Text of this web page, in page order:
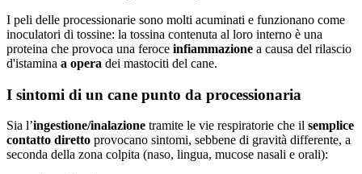
I peli delle processionarie sono molti acuminati e funzionano come
inoculatori di tossine: la tossina contenuta al loro interno è una
proteina che provoca una feroce infiammazione a causa del rilascio
d'istamina a opera dei mastociti del cane.
I sintomi di un cane punto da processionaria
Sia l’ingestione/inalazione tramite le vie respiratorie che il semplice
contatto diretto provocano sintomi, sebbene di gravità differente, a
seconda della zona colpita (naso, lingua, mucose nasali e orali):